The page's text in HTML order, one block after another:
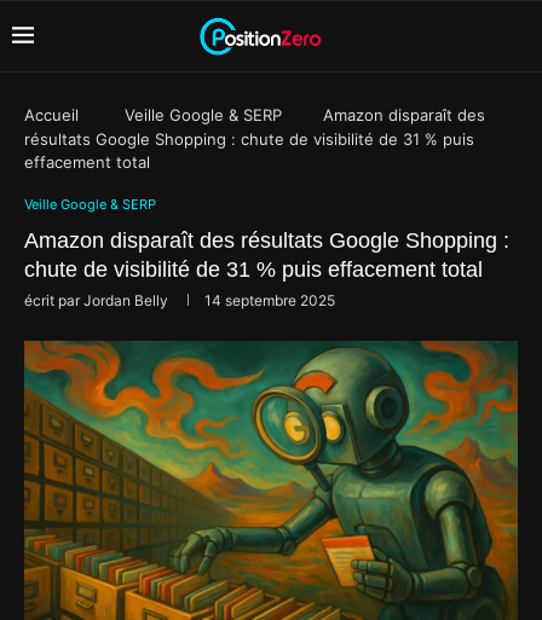
Accueil Veille Google & SERP
Amazon disparaît des
résultats Google Shopping : chute de visibilité de 31 % puis
effacement total
Veille Google & SERP
Amazon disparaît des résultats Google Shopping :
chute de visibilité de 31 % puis effacement total
écrit parJordan Belly 14 septembre 2025